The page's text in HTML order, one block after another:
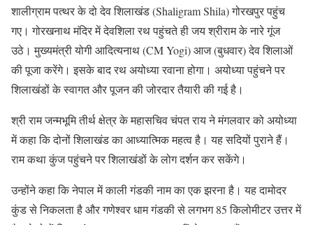
शालीग्राम पत्थर के दो देव शिलाखंड (Shaligram Shila) गोरखपुर पहुंच
गए। गोरखनाथ मंदिर में देवशिला रथ पहुंचते ही जय श्रीराम के नारे गूंज
उठे। मुख्यमंत्री योगी आदित्यनाथ (CM Yogi) आज (बुधवार) देव शिलाओं
की पूजा करेंगे। इसके बाद रथ अयोध्या रवाना होगा। अयोध्या पहुंचने पर
शिलाखंडों के स्वागत और पूजन की जोरदार तैयारी की गई है।
श्री राम जन्मभूमि तीर्थ क्षेत्र के महासचिव चंपत राय ने मंगलवार को अयोध्या
में कहा कि दोनों शिलाखंड का आध्यात्मिक महत्व है। यह सदियों पुराने हैं।
राम कथा कुंज पहुंचने पर शिलाखंडों के लोग दर्शन कर सकेंगे।
उन्होंने कहा कि नेपाल में काली गंडकी नाम का एक झरना है। यह दामोदर
कुंड से निकलता है और गणेश्वर धाम गंडकी से लगभग 85 किलोमीटर उत्तर में